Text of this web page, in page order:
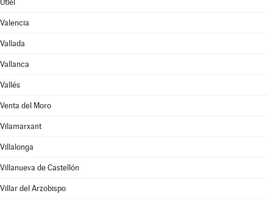
Utiel
Valencia
Vallada
Vallanca
Vallés
Venta del Moro
Vilamarxant
Villalonga
Villanueva de Castellón
Villar del Arzobispo